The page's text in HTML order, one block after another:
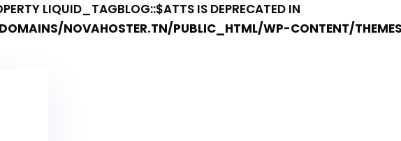
LIQUID_TAGBLOG::$ATTS IS DEPRECATED IN
NOVAHOSTER.TN/PUBLIC_HTML/WP-CONTENT/